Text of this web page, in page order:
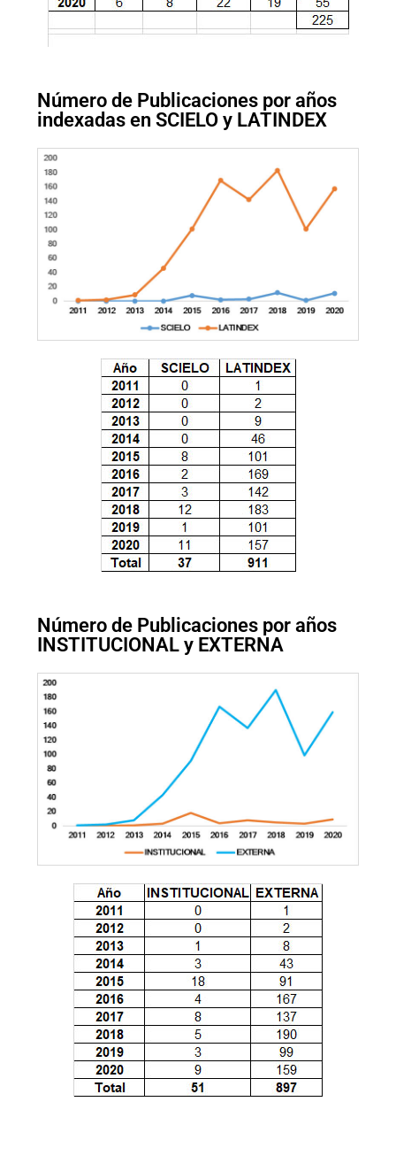
Número de Publicaciones por años
indexadas en SCIELO y LATINDEX
Número de Publicaciones por años
INSTITUCIONAL y EXTERNA